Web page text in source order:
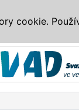
cookie.